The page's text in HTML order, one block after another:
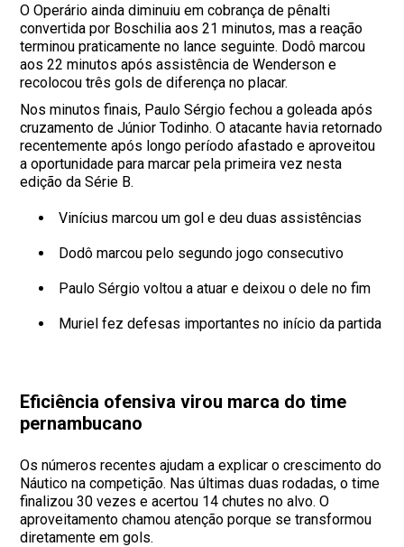
O Operário ainda diminuiu em cobrança de pênalti
convertida por Boschilia aos 21 minutos, mas a reação
terminou praticamente no lance seguinte. Dodô marcou
aos 22 minutos após assistência de Wenderson e
recolocou três gols de diferença no placar.
Nos minutos finais, Paulo Sérgio fechou a goleada após
cruzamento de Júnior Todinho. O atacante havia retornado
recentemente após longo período afastado e aproveitou
a oportunidade para marcar pela primeira vez nesta
edição da Série B.
Vinícius marcou um gol e deu duas assistências
Dodô marcou pelo segundo jogo consecutivo
Paulo Sérgio voltou a atuar e deixou o dele no fim
Muriel fez defesas importantes no início da partida
Eficiência ofensiva virou marca do time
pernambucano
Os números recentes ajudam a explicar o crescimento do
Náutico na competição. Nas últimas duas rodadas, o time
finalizou 30 vezes e acertou 14 chutes no alvo. O
aproveitamento chamou atenção porque se transformou
diretamente em gols.